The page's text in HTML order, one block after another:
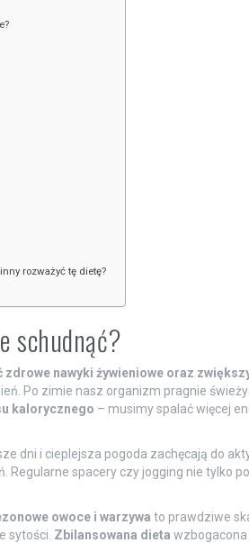
rozważyć tę dietę?
schudnąć?
nawyki żywieniowe oraz
Po zimie nasz organizm pragnie
kalorycznego – musimy spalać więcej
dni i cieplejsza pogoda zachęcają do
spacery czy jogging nie tylko
owoce i warzywa to prawdziwe
sytości. Zbilansowana dieta wzbogacona